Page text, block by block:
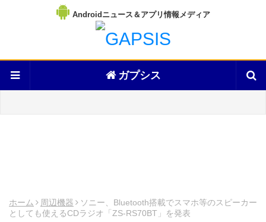
Androidニュース＆アプリ情報メディア
ガプシス
ホーム 周辺機器
ソニー、Bluetooth搭載でスマホ等のスピーカー
としても使えるCDラジオ「ZS-RS70BT」を発表